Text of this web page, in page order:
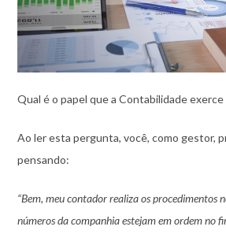
Qual é o papel que a Contabilidade exerce
Ao ler esta pergunta, você, como gestor,
pensando:
“Bem, meu contador realiza os procedimentos
números da companhia estejam em ordem no